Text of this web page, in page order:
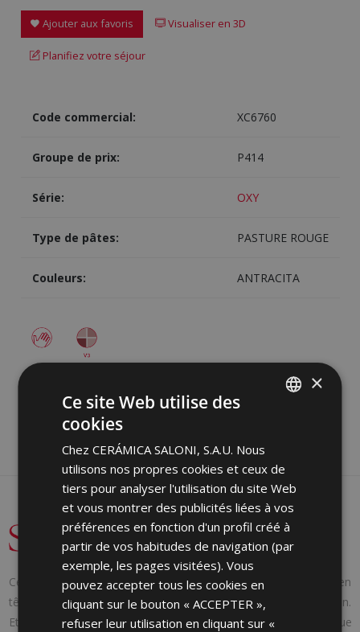
Ajouter aux favoris Visualiser en 3D
Planifiez votre séjour
Code commercial: XC6760
Groupe de prix: P414
Série: OXY
Type de pâtes: PASTURE ROUGE
Couleurs: ANTRACITA
Cerámica Saloni a été fondée en 1971 avec une idée claire en
tête : fournir aux consommateurs les produits dont ils ont besoin.
Et pour y parvenir, nous nous adaptons aux besoins de chaque
ENGLISH
GERMAN
PORTUGUESE
×
Ce site Web utilise des
cookies
Chez CERÁMICA SALONI, S.A.U. Nous
utilisons nos propres cookies et ceux de
tiers pour analyser l'utilisation du site Web
et vous montrer des publicités liées à vos
préférences en fonction d'un profil créé à
partir de vos habitudes de navigation (par
exemple, les pages visitées). Vous
pouvez accepter tous les cookies en
cliquant sur le bouton « ACCEPTER »,
refuser leur utilisation en cliquant sur «